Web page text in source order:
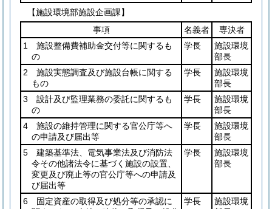
【施設環境部施設企画課】
事項
名義者
専決者
1 施設整備費補助金交付等に関するも
の
学長
施設環境
部長
2 施設実態調査及び施設台帳に関する
もの
学長
施設環境
部長
3 設計及び監理業務の委託に関するも
の
学長
施設環境
部長
4 施設の維持管理に関する官公庁等へ
の申請及び届出等
学長
施設環境
部長
5 建築基準法、電気事業法及び消防法
令その他諸法令に基づく施設の設置、
変更及び廃止等の官公庁等への申請及
び届出等
学長
施設環境
部長
6 固定資産の取得及び処分等の承認に
学長
施設環境